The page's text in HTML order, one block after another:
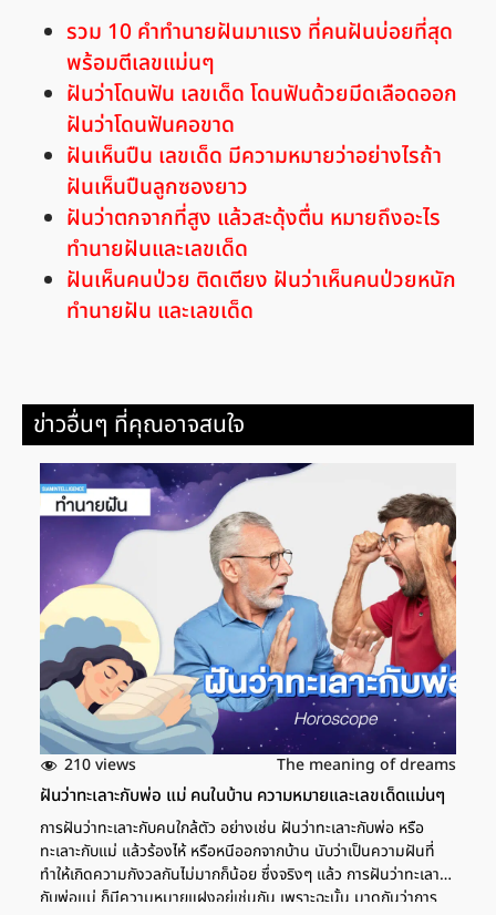
รวม 10 คำทำนายฝันมาแรง ที่คนฝันบ่อยที่สุด
พร้อมตีเลขแม่นๆ
ฝันว่าโดนฟัน เลขเด็ด โดนฟันด้วยมีดเลือดออก
ฝันว่าโดนฟันคอขาด
ฝันเห็นปืน เลขเด็ด มีความหมายว่าอย่างไรถ้า
ฝันเห็นปืนลูกซองยาว
ฝันว่าตกจากที่สูง แล้วสะดุ้งตื่น หมายถึงอะไร
ทำนายฝันและเลขเด็ด
ฝันเห็นคนป่วย ติดเตียง ฝันว่าเห็นคนป่วยหนัก
ทำนายฝัน และเลขเด็ด
ข่าวอื่นๆ ที่คุณอาจสนใจ
210 views The meaning of dreams
ฝันว่าทะเลาะกับพ่อ แม่ คนในบ้าน ความหมายและเลขเด็ดแม่นๆ
การฝันว่าทะเลาะกับคนใกล้ตัว อย่างเช่น ฝันว่าทะเลาะกับพ่อ หรือ
ทะเลาะกับแม่ แล้วร้องไห้ หรือหนีออกจากบ้าน นับว่าเป็นความฝันที่
ทำให้เกิดความกังวลกันไม่มากก็น้อย ซึ่งจริงๆ แล้ว การฝันว่าทะเลาะ
กับพ่อแม่ ก็มีความหมายแฝงอยู่เช่นกัน เพราะฉะนั้น มาดูกันว่าการ